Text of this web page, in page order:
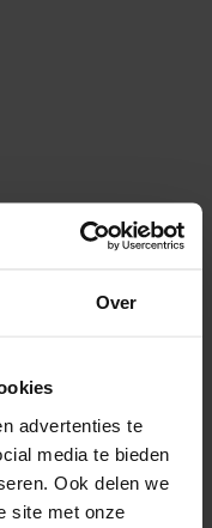
Over
advertenties te
media te bieden
Ook delen we
site met onze